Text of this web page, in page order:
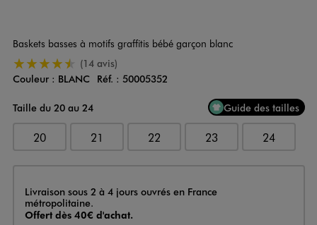
Baskets basses à motifs graffitis bébé garçon blanc
4.5/5 de moyenne
(14 avis)
Couleur
Couleur : BLANC Réf. : 50005352
Taille du 20 au 24
Guide des tailles
20 21 22 23 24
Livraison
Livraison sous 2 à 4 jours ouvrés en France
métropolitaine.
Offert dès 40€ d'achat.